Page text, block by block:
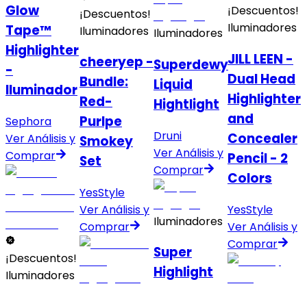
Glow
Tape™
Highlighter
-
Iluminador
Sephora
Ver Análisis y
Comprar
¡Descuentos!
Iluminadores
¡Descuentos!
Iluminadores
cheeryep -
Bundle:
Red-
Purlpe
Smokey
Set
YesStyle
Ver Análisis y
Comprar
Iluminadores
Superdewy
Liquid
Hightlight
Druni
Ver Análisis y
Comprar
Iluminadores
Super
Highlight
¡Descuentos!
Iluminadores
JILL LEEN -
Dual Head
Highlighter
and
Concealer
Pencil - 2
Colors
YesStyle
Ver Análisis y
Comprar